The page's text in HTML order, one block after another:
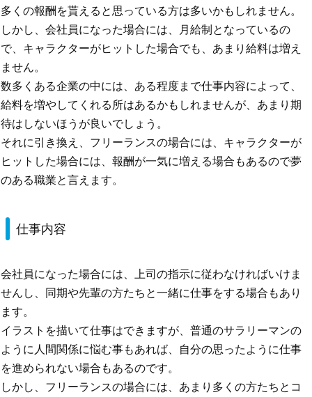
多くの報酬を貰えると思っている方は多いかもしれません。
しかし、会社員になった場合には、月給制となっているの
で、キャラクターがヒットした場合でも、あまり給料は増え
ません。
数多くある企業の中には、ある程度まで仕事内容によって、
給料を増やしてくれる所はあるかもしれませんが、あまり期
待はしないほうが良いでしょう。
それに引き換え、フリーランスの場合には、キャラクターが
ヒットした場合には、報酬が一気に増える場合もあるので夢
のある職業と言えます。
仕事内容
会社員になった場合には、上司の指示に従わなければいけま
せんし、同期や先輩の方たちと一緒に仕事をする場合もあり
ます。
イラストを描いて仕事はできますが、普通のサラリーマンの
ように人間関係に悩む事もあれば、自分の思ったように仕事
を進められない場合もあるのです。
しかし、フリーランスの場合には、あまり多くの方たちとコ